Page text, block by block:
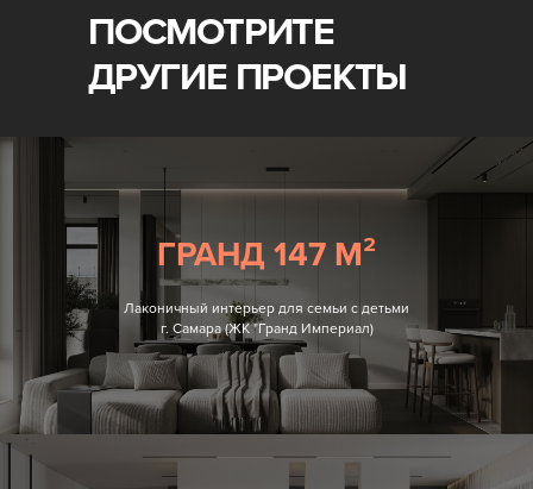
ПОСМОТРИТЕ
ДРУГИЕ ПРОЕКТЫ
ГРАНД 147 М²
Лаконичный интерьер для семьи с детьми
г. Самара (ЖК "Гранд Империал)